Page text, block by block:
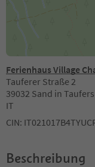
Ferienhaus Village
Tauferer Straße 2
39032 Sand in
IT
CIN:
Beschreibung